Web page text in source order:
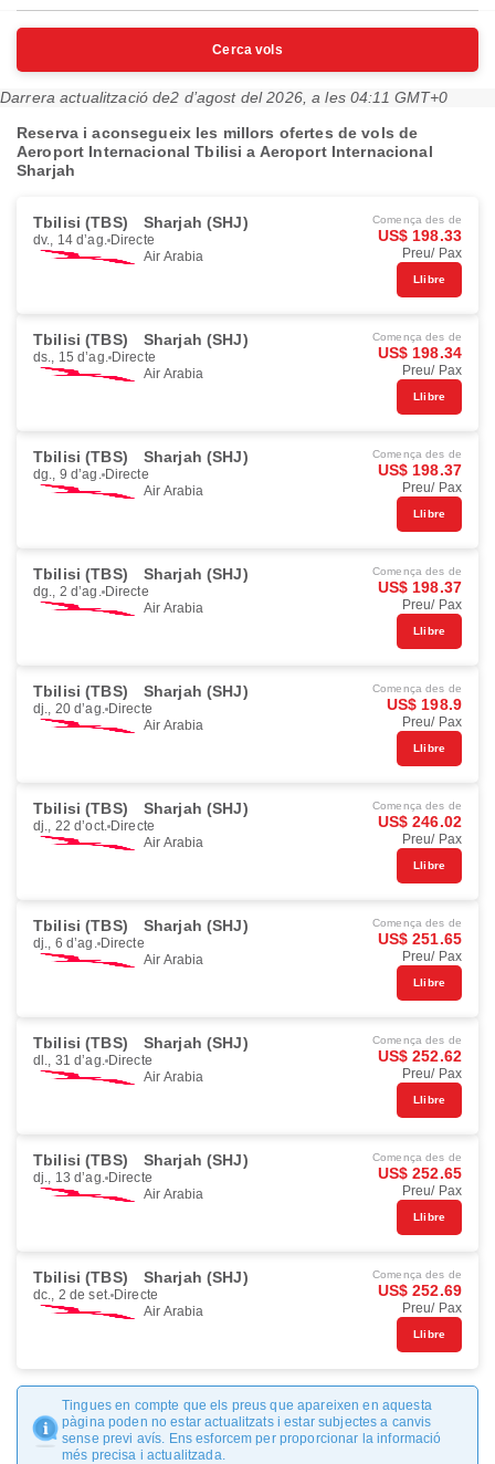
Cerca vols
Darrera actualització de2 d’agost del 2026, a les 04:11 GMT+0
Reserva i aconsegueix les millors ofertes de vols de
Aeroport Internacional Tbilisi a Aeroport Internacional
Sharjah
Tbilisi (TBS) Sharjah (SHJ)
dv., 14 d’ag. Directe
Air Arabia
Comença des de
US$ 198.33
Preu/ Pax
Llibre
Tbilisi (TBS) Sharjah (SHJ)
ds., 15 d’ag. Directe
Air Arabia
Comença des de
US$ 198.34
Preu/ Pax
Llibre
Tbilisi (TBS) Sharjah (SHJ)
dg., 9 d’ag. Directe
Air Arabia
Comença des de
US$ 198.37
Preu/ Pax
Llibre
Tbilisi (TBS) Sharjah (SHJ)
dg., 2 d’ag. Directe
Air Arabia
Comença des de
US$ 198.37
Preu/ Pax
Llibre
Tbilisi (TBS) Sharjah (SHJ)
dj., 20 d’ag. Directe
Air Arabia
Comença des de
US$ 198.9
Preu/ Pax
Llibre
Tbilisi (TBS) Sharjah (SHJ)
dj., 22 d’oct. Directe
Air Arabia
Comença des de
US$ 246.02
Preu/ Pax
Llibre
Tbilisi (TBS) Sharjah (SHJ)
dj., 6 d’ag. Directe
Air Arabia
Comença des de
US$ 251.65
Preu/ Pax
Llibre
Tbilisi (TBS) Sharjah (SHJ)
dl., 31 d’ag. Directe
Air Arabia
Comença des de
US$ 252.62
Preu/ Pax
Llibre
Tbilisi (TBS) Sharjah (SHJ)
dj., 13 d’ag. Directe
Air Arabia
Comença des de
US$ 252.65
Preu/ Pax
Llibre
Tbilisi (TBS) Sharjah (SHJ)
dc., 2 de set. Directe
Air Arabia
Comença des de
US$ 252.69
Preu/ Pax
Llibre
Tingues en compte que els preus que apareixen en aquesta
pàgina poden no estar actualitzats i estar subjectes a canvis
sense previ avís. Ens esforcem per proporcionar la informació
més precisa i actualitzada.